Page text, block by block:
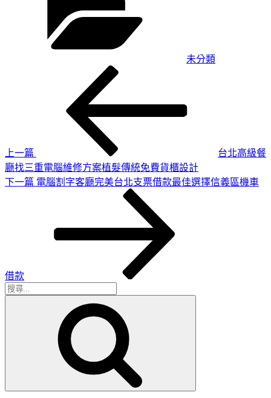
未分類
上一篇
台北高級餐
廳找三重電腦維修方案植髮傳統免費貨櫃設計
下
下一篇 電腦割字客廳完美台北支票借款最佳選擇信義區機車
借款
搜